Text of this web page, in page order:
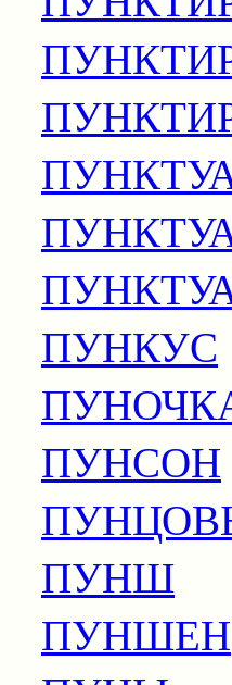
ПУНКУС
ПУНСОН
ПУНШ
ПУНШЕН